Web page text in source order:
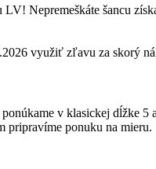
LV! Nepremeškáte šancu
využiť zľavu za skorý
v klasickej dĺžke 5
pripravíme ponuku na mieru.